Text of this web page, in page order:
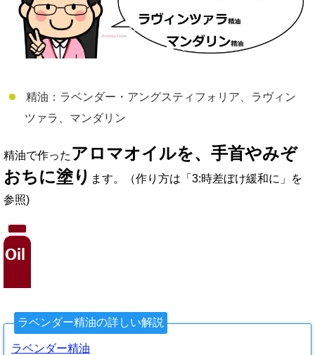
精油：ラベンダー・アングスティフォリア、ラヴィン
ツァラ、マンダリン
精油で作った アロマオイルを、手首やみぞ
おちに塗り ます。（作り方は「3:時差ぼけ緩和に」を
参照)
ラベンダー精油の詳しい解説
ラベンダー精油